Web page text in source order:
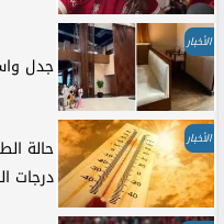
الأخبار
جدل
الأخبار
حالة
درجات